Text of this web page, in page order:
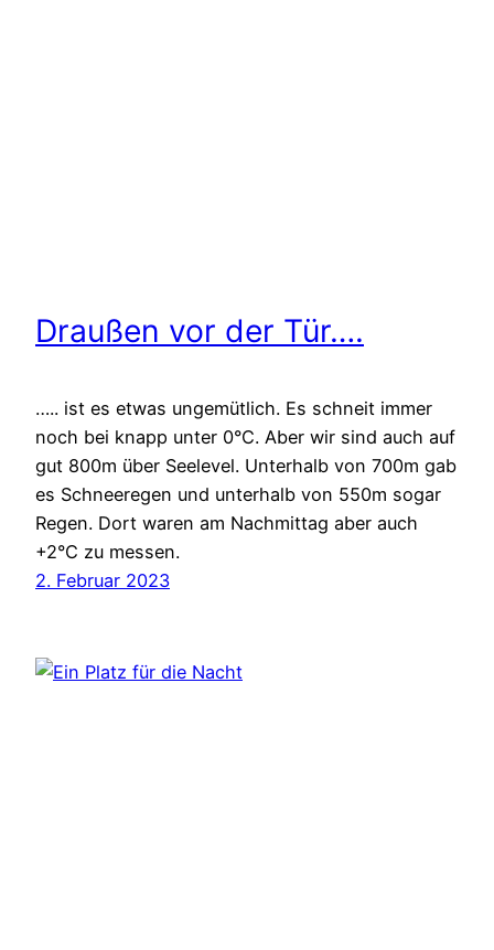
Draußen vor der Tür….
….. ist es etwas ungemütlich. Es schneit immer
noch bei knapp unter 0°C. Aber wir sind auch auf
gut 800m über Seelevel. Unterhalb von 700m gab
es Schneeregen und unterhalb von 550m sogar
Regen. Dort waren am Nachmittag aber auch
+2°C zu messen.
2. Februar 2023